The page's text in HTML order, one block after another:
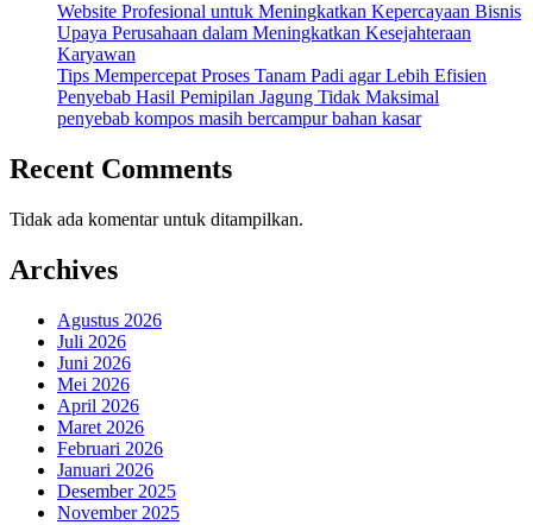
Website Profesional untuk Meningkatkan Kepercayaan Bisnis
Upaya Perusahaan dalam Meningkatkan Kesejahteraan
Karyawan
Tips Mempercepat Proses Tanam Padi agar Lebih Efisien
Penyebab Hasil Pemipilan Jagung Tidak Maksimal
penyebab kompos masih bercampur bahan kasar
Recent Comments
Tidak ada komentar untuk ditampilkan.
Archives
Agustus 2026
Juli 2026
Juni 2026
Mei 2026
April 2026
Maret 2026
Februari 2026
Januari 2026
Desember 2025
November 2025